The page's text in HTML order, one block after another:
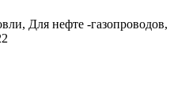
Для нефте -газопроводов,